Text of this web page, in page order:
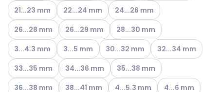
Katso käytettävissä olevat vaihtoehdot
21...23 mm Katso käytettävissä olevat vaihtoehdot
22...24 mm Katso käytettävissä olevat
24...26 mm
Katso käytettävissä olevat vaihtoehdot
26...28 mm Katso käytettävissä olevat vaihtoehdot
26...29 mm Katso käytettävissä olevat
28...30 mm
Katso käytettävissä olevat vaihtoehdot
3...4.3 mm Katso käytettävissä olevat vaihtoehdot
3...5 mm Katso käytettävissä olevat
30...32 mm Katso
32...34 mm
Katso käytettävissä olevat vaihtoehdot
33...35 mm Katso käytettävissä olevat vaihtoehdot
34...36 mm Katso käytettävissä olevat
35...38 mm
Katso käytettävissä olevat vaihtoehdot
36...38 mm Katso käytettävissä olevat vaihtoehdot
38...41 mm Katso käytettävissä olevat
4...5.3 mm Katso
4...6 mm